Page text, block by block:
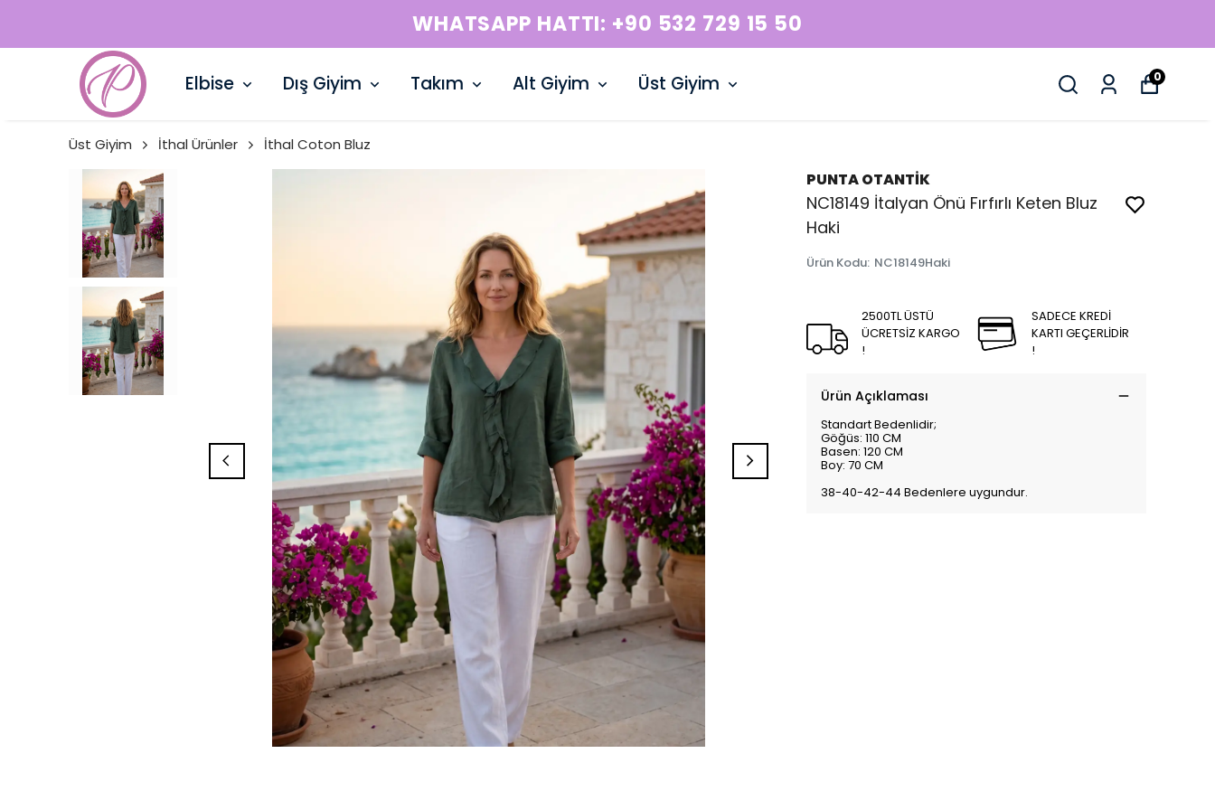
WHATSAPP HATTI: +90 532 729 15 50
Elbise Dış Giyim Takım Alt Giyim Üst Giyim 0
Üst Giyim İthal Ürünler İthal Coton Bluz
PUNTA OTANTİK
NC18149 İtalyan Önü Fırfırlı Keten Bluz
Haki
Ürün Kodu: NC18149Haki
2500TL ÜSTÜ
ÜCRETSİZ KARGO
!
SADECE KREDİ
KARTI GEÇERLİDİR
!
Ürün Açıklaması
Standart Bedenlidir;
Göğüs: 110 CM
Basen: 120 CM
Boy: 70 CM
38-40-42-44 Bedenlere uygundur.